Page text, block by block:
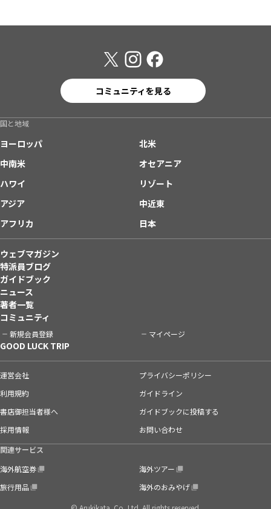
コミュニティを見る
国と地域
ヨーロッパ
北米
中南米
オセアニア
ハワイ
リゾート
アジア
中近東
アフリカ
日本
ウェブマガジン
特派員ブログ
ガイドブック
ニュース
著者一覧
コミュニティ
新規会員登録 マイページ
GOOD LUCK TRIP
運営会社
プライバシーポリシー
利用規約
ガイドライン
書店御担当者様へ
ガイドブックに投稿する
採用情報
お問い合わせ
関連サービス
海外航空券
海外ツアー
旅行用品
海外のおみやげ